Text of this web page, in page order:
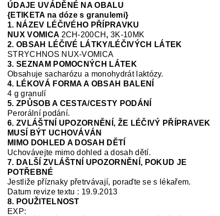
ÚDAJE UVÁDĚNÉ NA OBALU
{ETIKETA na dóze s granulemi}
1. NÁZEV LÉČIVÉHO PŘÍPRAVKU
NUX VOMICA 2CH-200CH ,3K-10MK
2. OBSAH LÉČIVÉ LÁTKY/LÉČIVÝCH LÁTEK
STRYCHNOS NUX-VOMICA
3. SEZNAM POMOCNÝCH LÁTEK
Obsahuje sacharózu a monohydrát laktózy.
4. LÉKOVÁ FORMA A OBSAH BALENÍ
4 g granulí
5. ZPŮSOB A CESTA/CESTY PODÁNÍ
Perorální podání.
6. ZVLÁŠTNÍ UPOZORNĚNÍ, ŽE LÉČIVÝ PŘÍPRAVEK
MUSÍ BÝT UCHOVÁVÁN
MIMO DOHLED A DOSAH DĚTÍ
Uchovávejte mimo dohled a dosah dětí.
7. DALŠÍ ZVLÁŠTNÍ UPOZORNĚNÍ, POKUD JE
POTŘEBNÉ
Jestliže příznaky přetrvávají, poraďte se s lékařem.
Datum revize textu : 19.9.2013
8. POUŽITELNOST
EXP: